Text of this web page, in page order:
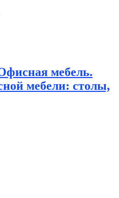
мебель.
мебели: столы,